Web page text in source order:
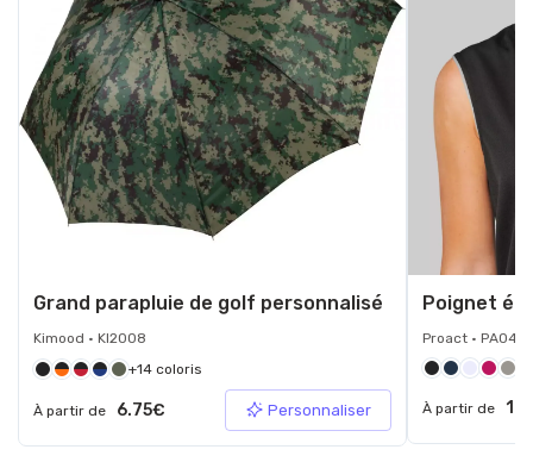
Grand parapluie de golf personnalisé
Kimood • KI2008
+14 coloris
À partir de 6.75€ Personnaliser
Poignet
Proact • PA049
À partir de